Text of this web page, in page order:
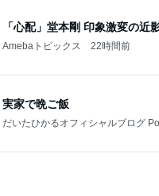
「心配」堂本剛 印象激変の近
Amebaトピックス 22時間前
実家で晩ご飯
だいたひかるオフィシャルブログ